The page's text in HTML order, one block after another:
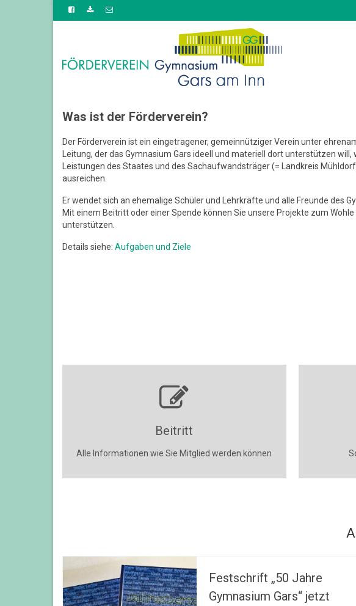
Was ist der Förderverein?
Der Förderverein ist ein eingetragener, gemeinnütziger Verein unter
Leitung, der das Gymnasium Gars ideell und materiell dort unterstützen will,
Leistungen des Staates und des Sachaufwandsträger (= Landkreis
ausreichen.
Er wendet sich an ehemalige Schüler und Lehrkräfte und alle Freunde des
Mit einem Beitritt oder einer Spende können Sie unsere Projekte zum
unterstützen.
Details siehe: Aufgaben und Ziele
Beitritt
Alle Informationen wie Sie Mitglied werden können
Festschrift „50 Jahre
Gymnasium Gars“ jetzt